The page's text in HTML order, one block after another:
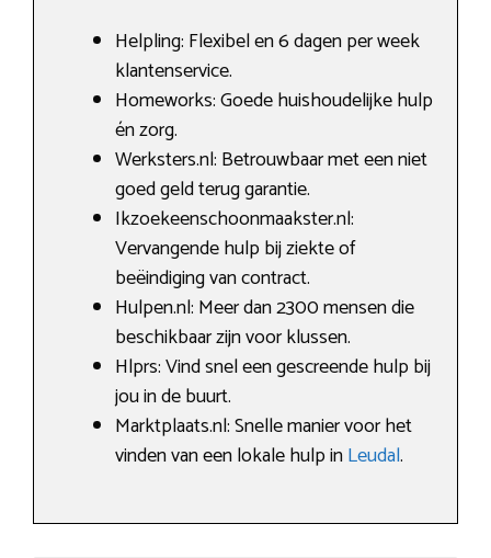
Helpling: Flexibel en 6 dagen per week
klantenservice.
Homeworks: Goede huishoudelijke hulp
én zorg.
Werksters.nl: Betrouwbaar met een niet
goed geld terug garantie.
Ikzoekeenschoonmaakster.nl:
Vervangende hulp bij ziekte of
beëindiging van contract.
Hulpen.nl: Meer dan 2300 mensen die
beschikbaar zijn voor klussen.
Hlprs: Vind snel een gescreende hulp bij
jou in de buurt.
Marktplaats.nl: Snelle manier voor het
vinden van een lokale hulp inLeudal.